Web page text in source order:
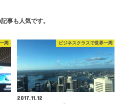
事も人気です。
周 ビジネスクラスで世界一周
2017.11.12